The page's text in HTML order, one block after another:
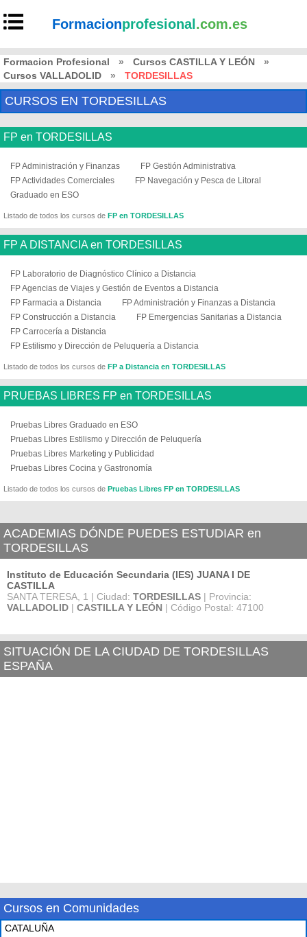
Formacionprofesional .com.es
Formacion Profesional » Cursos CASTILLA Y LEÓN
»
Cursos VALLADOLID
» TORDESILLAS
CURSOS EN TORDESILLAS
FP en TORDESILLAS
FP Administración y Finanzas
FP Gestión Administrativa
FP Actividades Comerciales
FP Navegación y Pesca de Litoral
Graduado en ESO
Listado de todos los cursos de FP en TORDESILLAS
FP A DISTANCIA en TORDESILLAS
FP Laboratorio de Diagnóstico Clínico a Distancia
FP Agencias de Viajes y Gestión de Eventos a Distancia
FP Farmacia a Distancia
FP Administración y Finanzas a Distancia
FP Construcción a Distancia
FP Emergencias Sanitarias a Distancia
FP Carrocería a Distancia
FP Estilismo y Dirección de Peluquería a Distancia
Listado de todos los cursos de FP a Distancia en TORDESILLAS
PRUEBAS LIBRES FP en TORDESILLAS
Pruebas Libres Graduado en ESO
Pruebas Libres Estilismo y Dirección de Peluquería
Pruebas Libres Marketing y Publicidad
Pruebas Libres Cocina y Gastronomía
Listado de todos los cursos de Pruebas Libres FP en TORDESILLAS
ACADEMIAS DÓNDE PUEDES ESTUDIAR en
TORDESILLAS
Instituto de Educación Secundaria (IES) JUANA I DE
CASTILLA
SANTA TERESA, 1 | Ciudad: TORDESILLAS | Provincia:
VALLADOLID | CASTILLA Y LEÓN | Código Postal: 47100
SITUACIÓN DE LA CIUDAD DE TORDESILLAS
ESPAÑA
Cursos en Comunidades
CATALUÑA